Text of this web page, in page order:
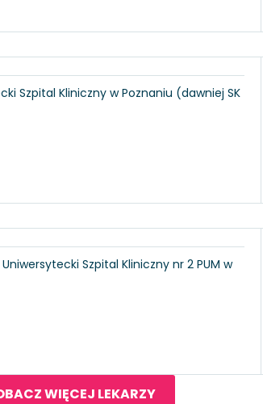
Szpital Kliniczny w Poznaniu (dawniej SK
Szpital Kliniczny nr 2 PUM w
WIĘCEJ LEKARZY